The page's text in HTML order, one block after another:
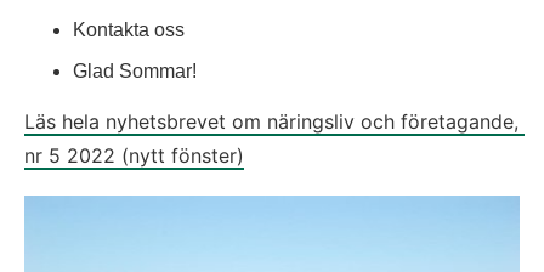
Kontakta oss
Glad Sommar!
Läs hela nyhetsbrevet om näringsliv och företagande,
nr 5 2022 (nytt fönster)